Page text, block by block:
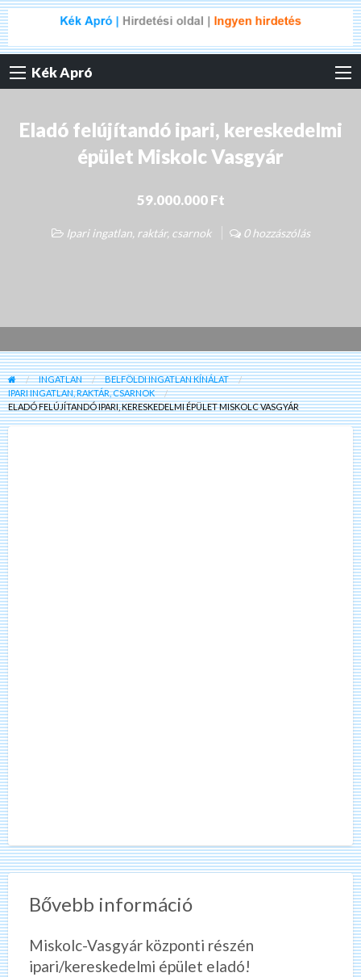
Kék Apró
Eladó felújítandó ipari, kereskedelmi
épület Miskolc Vasgyár
59.000.000 Ft
Ipari ingatlan, raktár, csarnok 0 hozzászólás
INGATLAN
BELFÖLDI INGATLAN KÍNÁLAT
IPARI INGATLAN, RAKTÁR, CSARNOK
ELADÓ FELÚJÍTANDÓ IPARI, KERESKEDELMI ÉPÜLET MISKOLC VASGYÁR
Bővebb információ
Miskolc-Vasgyár központi részén
ipari/kereskedelmi épület eladó!